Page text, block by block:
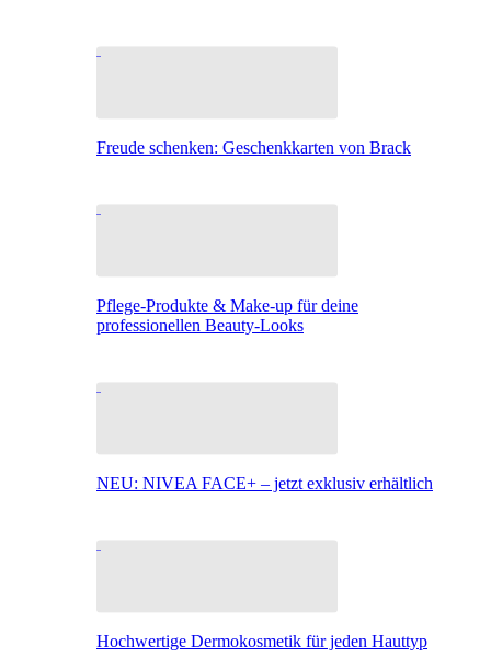
Freude schenken: Geschenkkarten von Brack
Pflege-Produkte & Make-up für deine
professionellen Beauty-Looks
NEU: NIVEA FACE+ – jetzt exklusiv erhältlich
Hochwertige Dermokosmetik für jeden Hauttyp